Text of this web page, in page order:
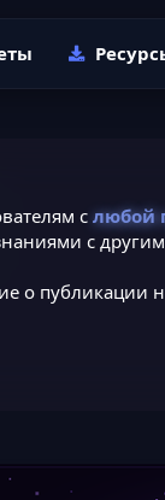
с любой
с
о публикации